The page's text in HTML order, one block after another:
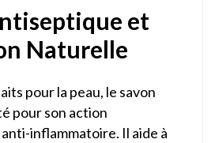
et
Naturelle
pour la peau, le savon
pour son action
inflammatoire. Il aide à